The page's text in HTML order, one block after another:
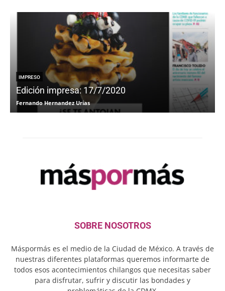
IMPRESO
Edición impresa: 17/7/2020
Fernando Hernandez Urias
SOBRE NOSOTROS
Máspormás es el medio de la Ciudad de México. A través de
nuestras diferentes plataformas queremos informarte de
todos esos acontecimientos chilangos que necesitas saber
para disfrutar, sufrir y discutir las bondades y